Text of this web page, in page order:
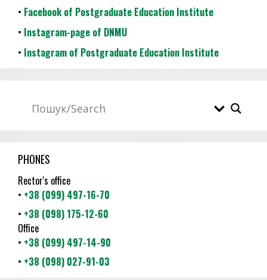
• Facebook of Postgraduate Education Institute
• Instagram-page of DNMU
• Instagram of Postgraduate Education Institute
PHONES
Rector's office
• +38 (099) 497-16-70
• +38 (098) 175-12-60
Office
• +38 (099) 497-14-90
• +38 (098) 027-91-03